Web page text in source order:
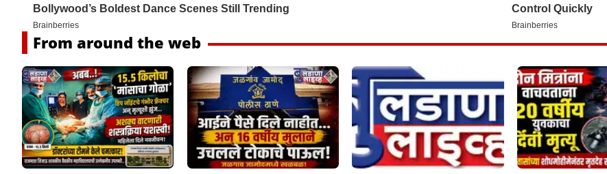
From around the web